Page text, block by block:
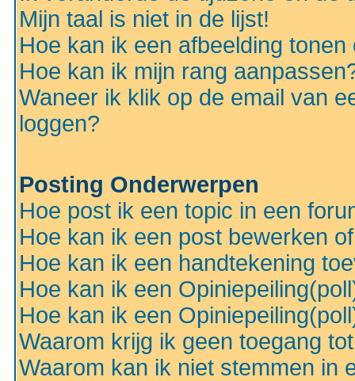
Mijn taal is niet in de lijst!
Hoe kan ik een afbeelding
Hoe kan ik mijn rang
Waneer ik klik op de email van
loggen?
Posting Onderwerpen
Hoe post ik een topic in een
Hoe kan ik een post bewerken
Hoe kan ik een handtekening
Hoe kan ik een
Hoe kan ik een
Waarom krijg ik geen toegang
Waarom kan ik niet stemmen in